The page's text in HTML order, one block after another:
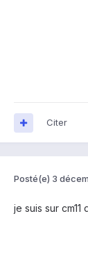
Citer
Posté(e) 3
je suis sur